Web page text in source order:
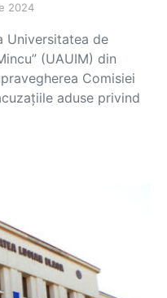
2024
Universitatea de
(UAUIM) din
Comisiei
aduse privind